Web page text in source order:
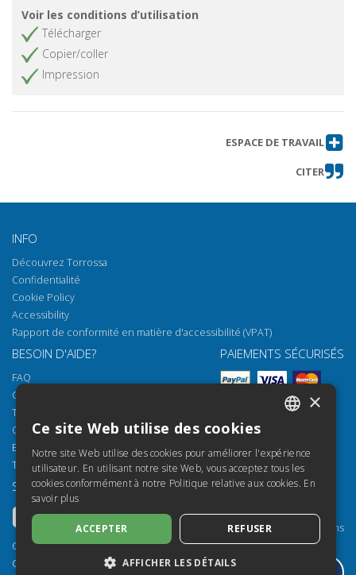
Voir les conditions d’utilisation
Télécharger
Copier/coller
Impression
ESPACE DE TRAVAIL
CITER
INFO
Découvrez Torrossa
Confidentialité
Cookie Policy
Accessibility
Rapport de conformité en matière d'accessibilité (VPAT)
BESOIN D'AIDE?
FAQ
Comment ouvrir nos documents
Torrossa Reader
Options d'accès
Email: helpdesk@torrossa.com
Tel:
+39 055 5018800
PAIEMENTS SÉCURISÉS
SUIVEZ-NOUS
Copyright 2000-2026
Casalini Libri
NOS RESSOURCES
Torrossa pour Institutions
Torrossa Open
Library Services
SPANISH
FRENCH
ENGLISH
GERMAN
×
Ce site Web utilise des cookies
Notre site Web utilise des cookies pour améliorer l'expérience
utilisateur. En utilisant notre site Web, vous acceptez tous les
cookies conformément à notre Politique relative aux cookies. En
savoir plus
ACCEPTER REFUSER
AFFICHER LES DÉTAILS